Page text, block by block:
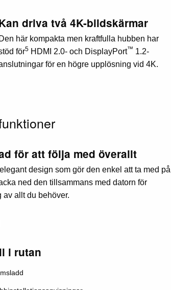
driva två 4K-bildskärmar
Den här kompakta men kraftfulla hubben har
för5 HDMI 2.0- och DisplayPort™ 1.2-
för en högre upplösning vid 4K.
för att följa med överallt
design som gör den enkel att ta med på
ned den tillsammans med datorn för
av allt du behöver.
i rutan